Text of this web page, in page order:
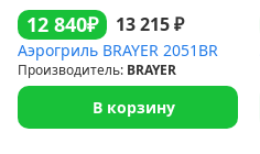
12 840₽ 13 215₽
Аэрогриль BRAYER 2051BR
Производитель: BRAYER
В корзину